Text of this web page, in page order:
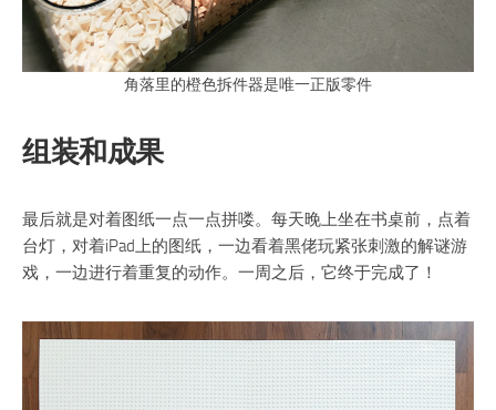
角落里的橙色拆件器是唯一正版零件
组装和成果
最后就是对着图纸一点一点拼喽。每天晚上坐在书桌前，点着
台灯，对着iPad上的图纸，一边看着黑佬玩紧张刺激的解谜游
戏，一边进行着重复的动作。一周之后，它终于完成了！